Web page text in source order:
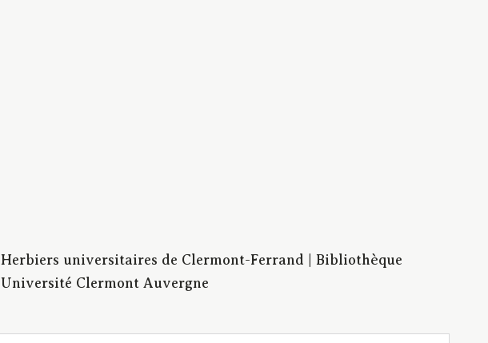
Herbiers universitaires de Clermont-Ferrand | Bibliothèque
Université Clermont Auvergne